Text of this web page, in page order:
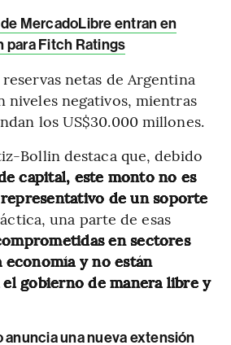
MercadoLibre entran en
para Fitch Ratings
netas de Argentina
niveles negativos, mientras
los US$30.000 millones.
Bollin destaca que, debido
capital, este monto no es
de un soporte
una parte de esas
en sectores
y no están
gobierno de manera libre y
anuncia una nueva extensión